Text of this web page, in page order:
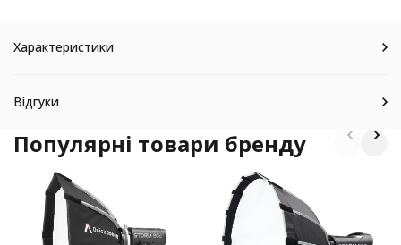
Характеристики
Відгуки
Популярні товари бренду